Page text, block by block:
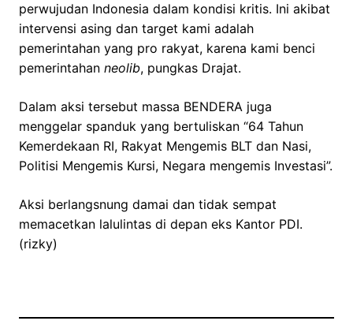
perwujudan Indonesia dalam kondisi kritis. Ini akibat
intervensi asing dan target kami adalah
pemerintahan yang pro rakyat, karena kami benci
pemerintahan neolib, pungkas Drajat.
Dalam aksi tersebut massa BENDERA juga
menggelar spanduk yang bertuliskan “64 Tahun
Kemerdekaan RI, Rakyat Mengemis BLT dan Nasi,
Politisi Mengemis Kursi, Negara mengemis Investasi”.
Aksi berlangsnung damai dan tidak sempat
memacetkan lalulintas di depan eks Kantor PDI.
(rizky)